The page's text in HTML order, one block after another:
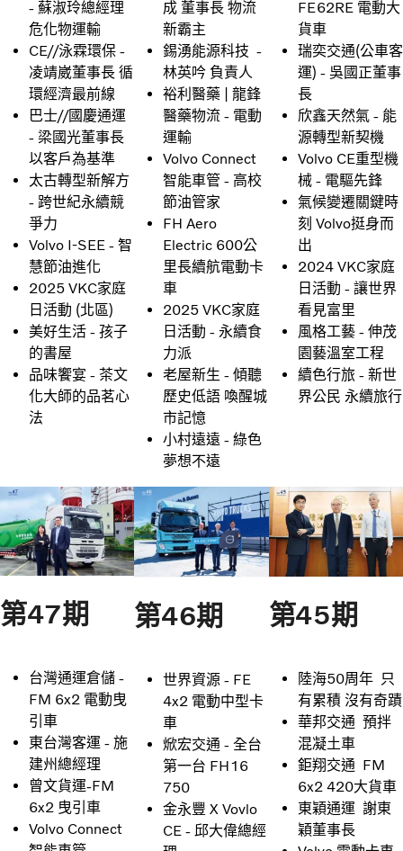
- 蘇淑玲總經理
危化物運輸
CE//泳霖環保 -
凌靖崴董事長 循
環經濟最前線
巴士//國慶通運
- 梁國光董事長
以客戶為基準
太古轉型新解方
- 跨世紀永續競
爭力
Volvo I-SEE - 智
慧節油進化
2025 VKC家庭
日活動 (北區)
美好生活 - 孩子
的書屋
品味饗宴 - 茶文
化大師的品茗心
法
成 董事長 物流
新霸主
錫湧能源科技 -
林英吟 負責人
裕利醫藥 | 龍鋒
醫藥物流 - 電動
運輸
Volvo Connect
智能車管 - 高校
節油管家
FH Aero
Electric 600公
里長續航電動卡
車
2025 VKC家庭
日活動 - 永續食
力派
老屋新生 - 傾聽
歷史低語 喚醒城
市記憶
小村遠遠 - 綠色
夢想不遠
FE62RE 電動大
貨車
瑞奕交通(公車客
運) - 吳國正董事
長
欣鑫天然氣 - 能
源轉型新契機
Volvo CE重型機
械 - 電驅先鋒
氣候變遷關鍵時
刻 Volvo挺身而
出
2024 VKC家庭
日活動 - 讓世界
看見富里
風格工藝 - 伸茂
園藝溫室工程
續色行旅 - 新世
界公民 永續旅行
第47期
台灣通運倉儲 -
FM 6x2 電動曳
引車
東台灣客運 - 施
建州總經理
曾文貨運-FM
6x2 曳引車
Volvo Connect
第46期
世界資源 - FE
4x2 電動中型卡
車
焮宏交通 - 全台
第一台 FH16
750
金永豐 X Vovlo
CE - 邱大偉總經
第45期
陸海50周年 只
有累積 沒有奇蹟
華邦交通 預拌
混凝土車
鉅翔交通 FM
6x2 420大貨車
東穎通運 謝東
穎董事長